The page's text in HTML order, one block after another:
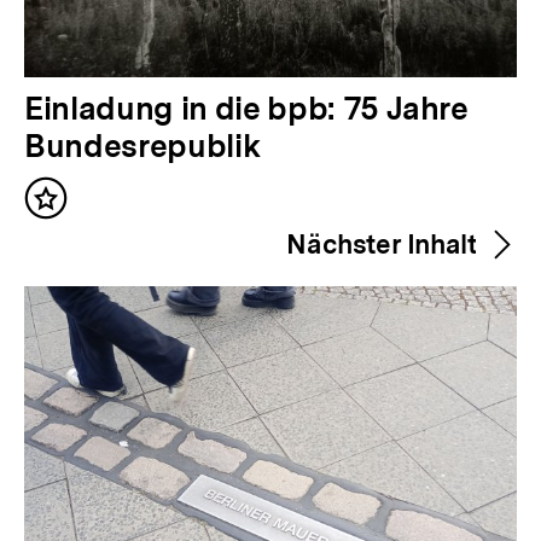
V
o
r
h
r
i
g
e
r
I
n
Einladung in die bpb: 75 Jahre
Bundesrepublik
Inhalt
Nächster Inhalt